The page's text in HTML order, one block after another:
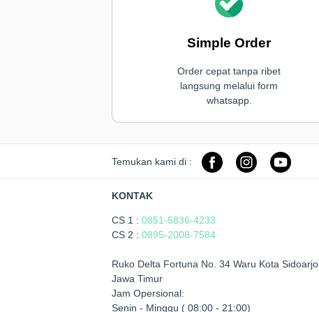
Simple Order
Order cepat tanpa ribet
langsung melalui form
whatsapp.
Temukan kami di :
KONTAK
CS 1 : 0851-5836-4233
CS 2 : 0895-2008-7584
Ruko Delta Fortuna No. 34 Waru Kota Sidoarjo,
Jawa Timur
Jam Opersional:
Senin - Minggu ( 08:00 - 21:00)